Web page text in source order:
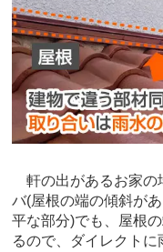
軒の出があるお家の
バ(屋根の端の傾斜が
平な部分)でも、屋根
るので、ダイレクト